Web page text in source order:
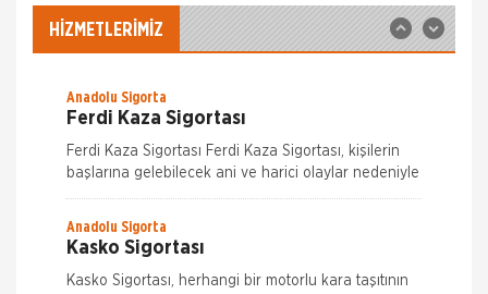
HİZMETLERİMİZ
İş yeri Paket Sigortası siz iş yeri sahipleri
düşünülerek mümkün olan tüm riskleri en ekonomik
Anadolu Sigorta
Ferdi Kaza Sigortası
Ferdi Kaza Sigortası Ferdi Kaza Sigortası, kişilerin
başlarına gelebilecek ani ve harici olaylar nedeniyle
uğrayabilecekleri bedensel zararları teminat altına
Anadolu Sigorta
Kasko Sigortası
Kasko Sigortası, herhangi bir motorlu kara taşıtının